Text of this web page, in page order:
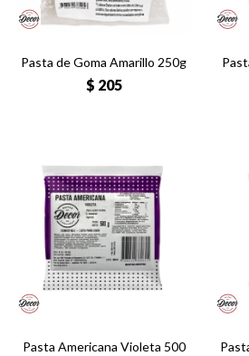
Pasta de Goma Amarillo 250g
$ 205
Pasta Americana Violeta 500